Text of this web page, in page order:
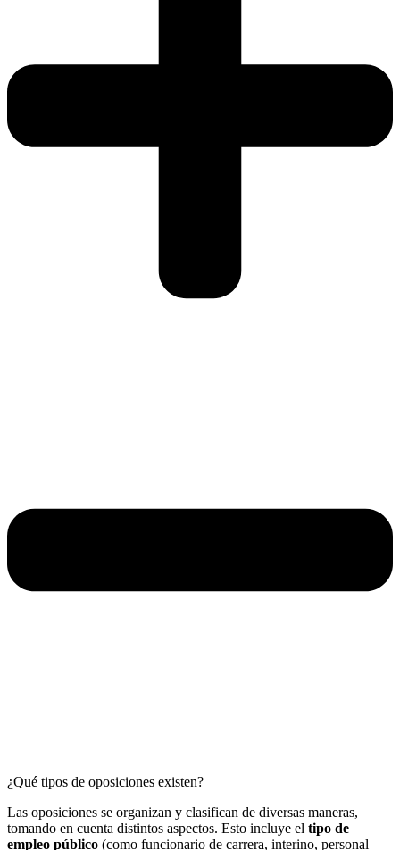
¿Qué tipos de oposiciones existen?
Las oposiciones se organizan y clasifican de diversas maneras,
tomando en cuenta distintos aspectos. Esto incluye el tipo de
empleo público (como funcionario de carrera, interino, personal